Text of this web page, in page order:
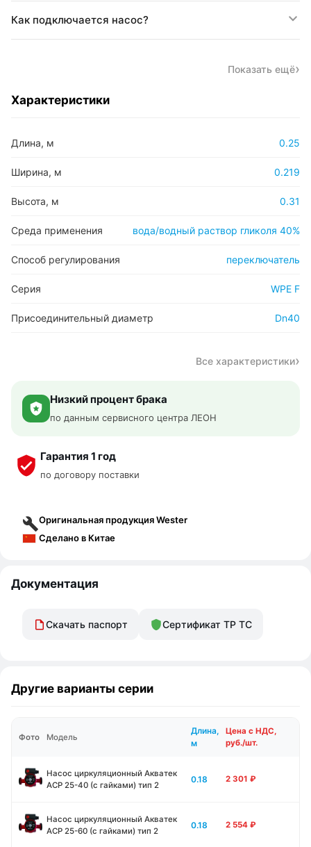
Как подключается насос?
Показать ещё
Характеристики
Длина, м 0.25
Ширина, м 0.219
Высота, м 0.31
Среда применения вода/водный раствор гликоля 40%
Способ регулирования переключатель
Серия WPE F
Присоединительный диаметр Dn40
Все характеристики
Низкий процент брака
по данным сервисного центра ЛЕОН
Гарантия 1 год
по договору поставки
Оригинальная продукция Wester
Сделано в Китае
Документация
Скачать паспорт Сертификат ТР ТС
Другие варианты серии
Фото Модель
Длина,
м
Цена с НДС,
руб./шт.
Насос циркуляционный Акватек
ACP 25-40 (с гайками) тип 2
0.18 2 301 ₽
Насос циркуляционный Акватек
ACP 25-60 (с гайками) тип 2
0.18 2 554 ₽